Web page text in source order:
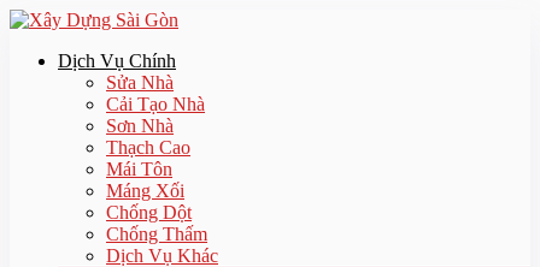
Dịch Vụ Chính
Sửa Nhà
Cải Tạo Nhà
Sơn Nhà
Thạch Cao
Mái Tôn
Máng Xối
Chống Dột
Chống Thấm
Dịch Vụ Khác